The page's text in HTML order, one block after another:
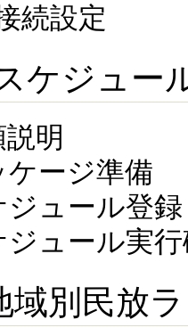
続設定
ケジュー
明
ージ準備
ュール登録
ュール実行
別民放